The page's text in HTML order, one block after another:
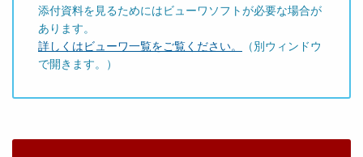
添付資料を見るためにはビューワソフトが必要な場合が
あります。
詳しくはビューワ一覧をご覧ください。
（別ウィンドウ
で開きます。）